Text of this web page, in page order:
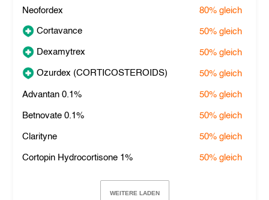
Neofordex 80%gleich
Cortavance 50%gleich
Dexamytrex 50%gleich
Ozurdex (CORTICOSTEROIDS) 50%gleich
Advantan 0.1% 50%gleich
Betnovate 0.1% 50%gleich
Clarityne 50%gleich
Cortopin Hydrocortisone 1% 50%gleich
WEITERE LADEN